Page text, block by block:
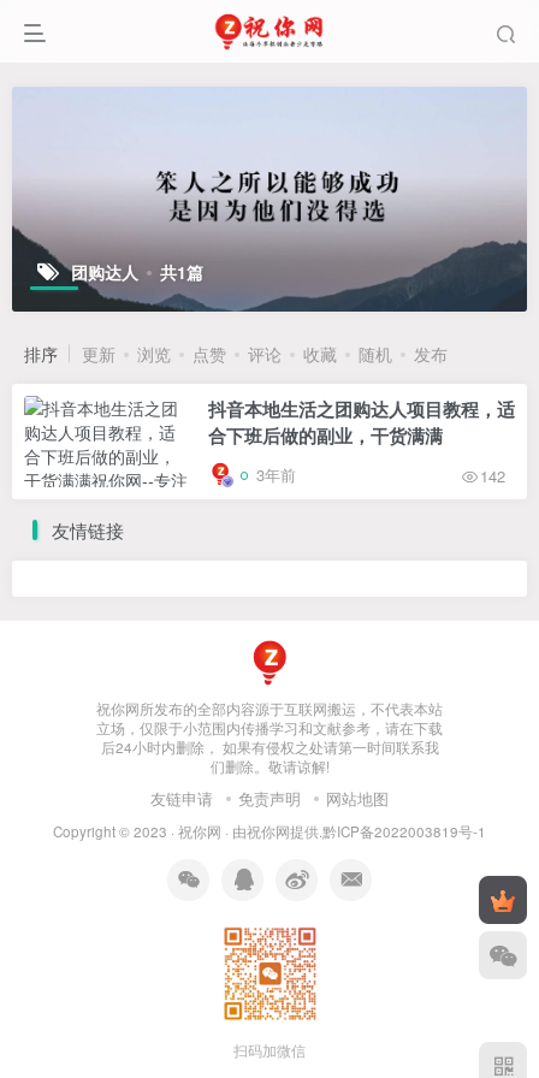
团购达人 共1篇
排序 更新 浏览 点赞 评论 收藏 随机 发布
抖音本地生活之团购达人项目教程，适
合下班后做的副业，干货满满
3年前 142
友情链接
祝你网所发布的全部内容源于互联网搬运，不代表本站
立场，仅限于小范围内传播学习和文献参考，请在下载
后24小时内删除， 如果有侵权之处请第一时间联系我
们删除。敬请谅解!
友链申请 免责声明 网站地图
Copyright © 2023 · 祝你网 · 由祝你网提供.黔ICP备2022003819号-1
扫码加微信